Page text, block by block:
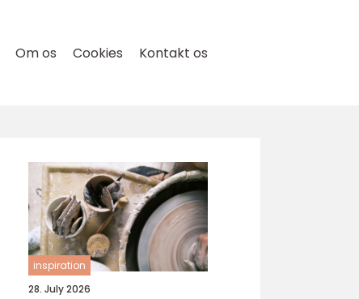
Om os Cookies Kontakt os
inspiration
28. July 2026